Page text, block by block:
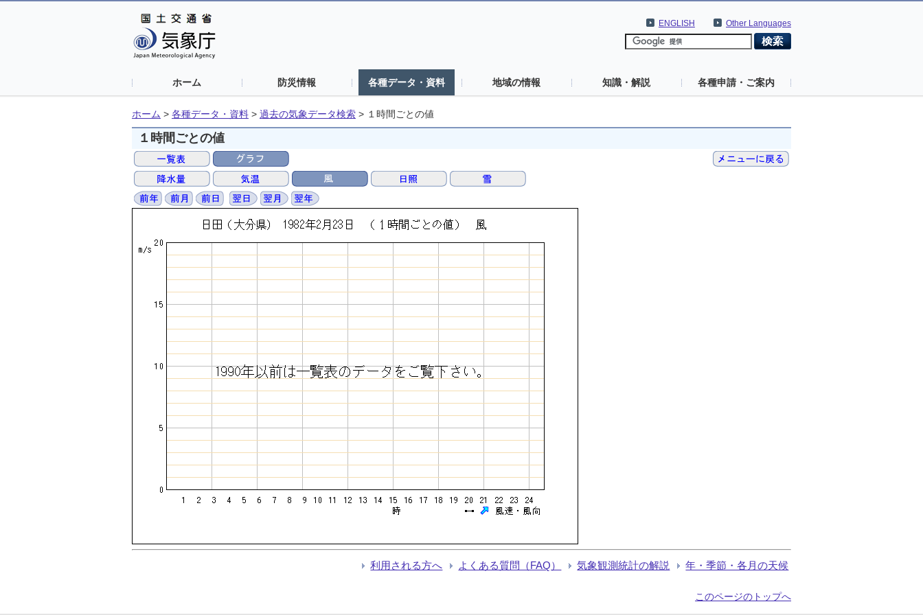
Other Languages
ENGLISH
ホーム 防災情報 各種データ・資料 地域の情報 知識・解説 各種申請・ご案内
ホーム > 各種データ・資料 > 過去の気象データ検索 > １時間ごとの値
１時間ごとの値
利用される方へ よくある質問（FAQ） 気象観測統計の解説 年・季節・各月の天候
このページのトップへ